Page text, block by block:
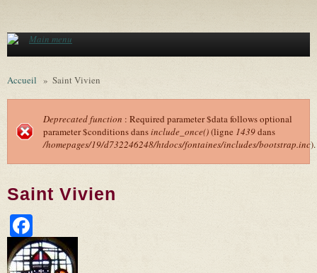
Main menu
Accueil » Saint Vivien
Message d'erreur
Deprecated function : Required parameter $data follows optional
parameter $conditions dansinclude_once()(ligne 1439dans
/homepages/19/d732246248/htdocs/fontaines/includes/bootstrap.inc).
Saint Vivien